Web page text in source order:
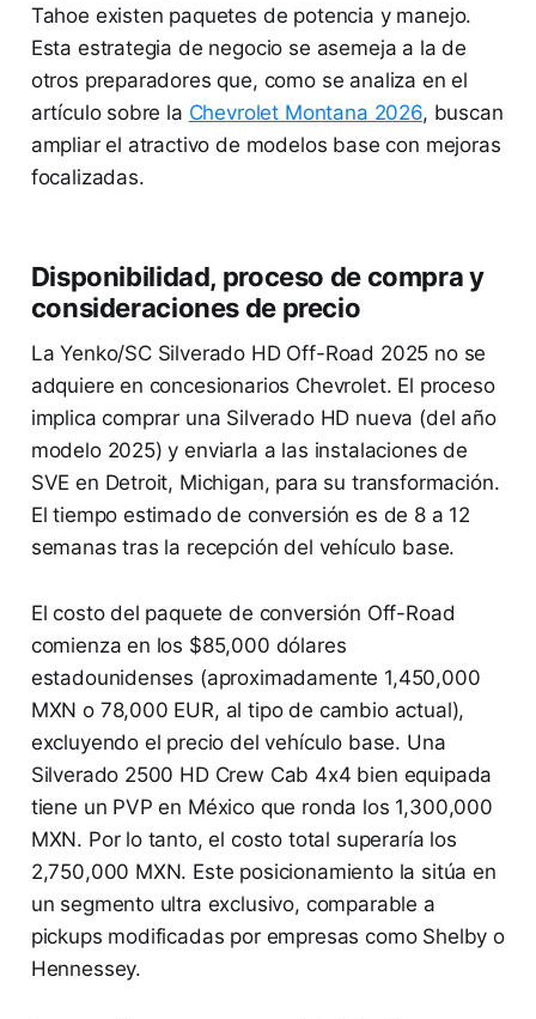
Tahoe existen paquetes de potencia y manejo.
Esta estrategia de negocio se asemeja a la de
otros preparadores que, como se analiza en el
artículo sobre la Chevrolet Montana 2026, buscan
ampliar el atractivo de modelos base con mejoras
focalizadas.
Disponibilidad, proceso de compra y
consideraciones de precio
La Yenko/SC Silverado HD Off-Road 2025 no se
adquiere en concesionarios Chevrolet. El proceso
implica comprar una Silverado HD nueva (del año
modelo 2025) y enviarla a las instalaciones de
SVE en Detroit, Michigan, para su transformación.
El tiempo estimado de conversión es de 8 a 12
semanas tras la recepción del vehículo base.
El costo del paquete de conversión Off-Road
comienza en los $85,000 dólares
estadounidenses (aproximadamente 1,450,000
MXN o 78,000 EUR, al tipo de cambio actual),
excluyendo el precio del vehículo base. Una
Silverado 2500 HD Crew Cab 4x4 bien equipada
tiene un PVP en México que ronda los 1,300,000
MXN. Por lo tanto, el costo total superaría los
2,750,000 MXN. Este posicionamiento la sitúa en
un segmento ultra exclusivo, comparable a
pickups modificadas por empresas como Shelby o
Hennessey.